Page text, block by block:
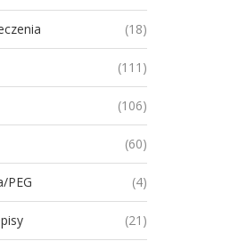
(18)
(111)
(106)
(60)
PEG (4)
(21)